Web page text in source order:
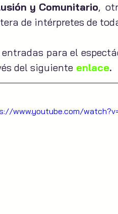
y Comunitario,
de intérpretes de
entradas para el
del siguiente enlace.
www.youtube.com/